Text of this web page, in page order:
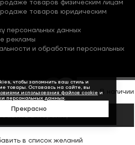
В наличии
в корзину
в список желаний
товаров физическим лицам
товаров юридическим
персональных данных
рекламы
и обработки персональных
чтобы запомнить ваш стиль и
товары. Оставаясь на сайте, вы
использования файлов cookie и
персональных данных.
Прекрасно